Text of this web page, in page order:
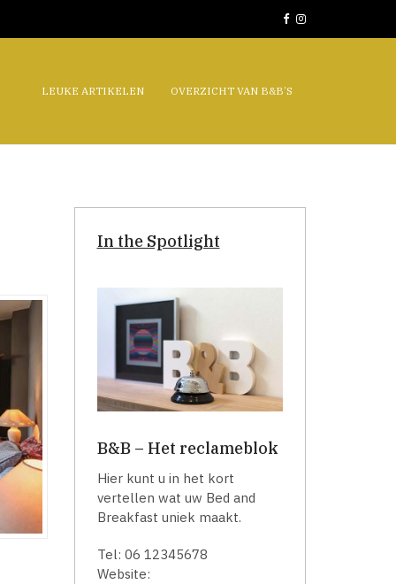
LEUKE ARTIKELEN OVERZICHT VAN B&B’S
In the Spotlight
B&B – Het reclameblok
Hier kunt u in het kort
vertellen wat uw Bed and
Breakfast uniek maakt.
Tel: 06 12345678
Website: